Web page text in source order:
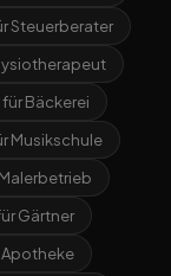
Steuerberater
Bäckerei
Musikschule
Gärtner